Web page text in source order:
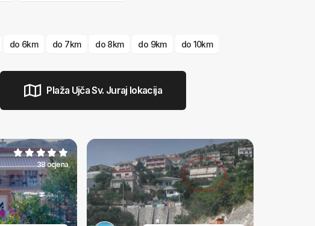
do 6km do 7km do 8km do 9km do 10km
Plaža Ujča Sv. Juraj lokacija
38 ocjena